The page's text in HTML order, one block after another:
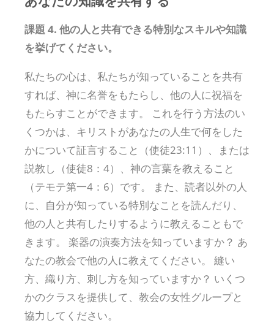
課題 4. 他の人と共有できる特別なスキルや知識
を挙げてください。
私たちの心は、私たちが知っていることを共有
すれば、神に名誉をもたらし、他の人に祝福を
もたらすことができます。 これを行う方法のい
くつかは、キリストがあなたの人生で何をした
かについて証言すること（使徒23:11）、または
説教し（使徒8：4）、神の言葉を教えること
（テモテ第一4：6）です。 また、読者以外の人
に、自分が知っている特別なことを読んだり、
他の人と共有したりするように教えることもで
きます。 楽器の演奏方法を知っていますか？ あ
なたの教会で他の人に教えてください。 縫い
方、織り方、刺し方を知っていますか？ いくつ
かのクラスを提供して、教会の女性グループと
協力してください。